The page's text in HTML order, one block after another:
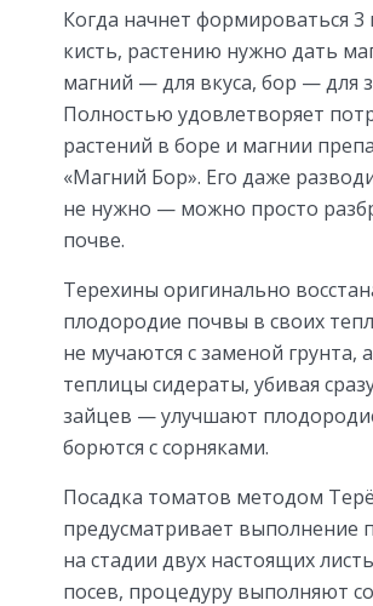
Когда начнет формироваться 3
кисть, растению нужно дать
магний — для вкуса, бор — для
Полностью удовлетворяет
растений в боре и магнии
«Магний Бор». Его даже
не нужно — можно просто
почве.
Терехины оригинально
плодородие почвы в своих
не мучаются с заменой грунта,
теплицы сидераты, убивая
зайцев — улучшают
борются с сорняками.
Посадка томатов методом
предусматривает выполнение
на стадии двух настоящих
посев, процедуру выполняют